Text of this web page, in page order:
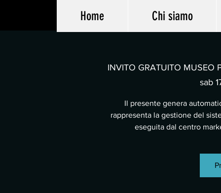
Home Chi siamo
INVITO GRATUITO MUSEO
sab
Il presente genera
rappresenta la gestione del
eseguita dal centro